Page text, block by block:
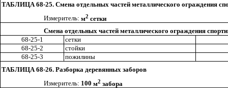
ТАБЛИЦА 68-25. Смена отдельных частей металлического ограждения
Измеритель: м2 сетки
Смена отдельных частей металлического ограждения
68-25-1
сетки
68-25-2
стойки
68-25-3
пожилины
ТАБЛИЦА 68-26. Разборка деревянных заборов
Измеритель: 100 м2 забора